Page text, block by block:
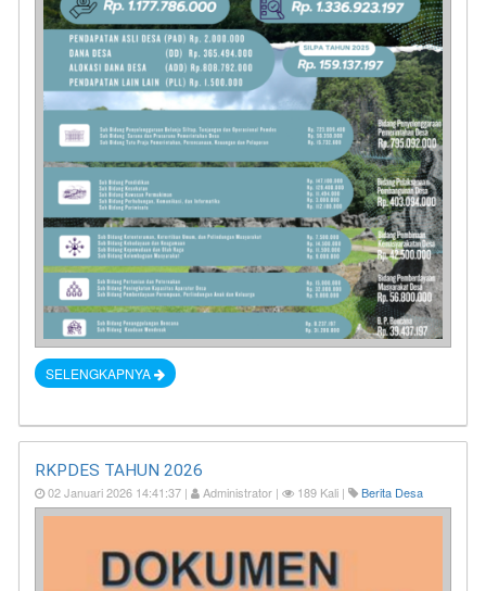
SELENGKAPNYA
RKPDES TAHUN 2026
02 Januari 2026 14:41:37 | Administrator | 189 Kali | Berita Desa